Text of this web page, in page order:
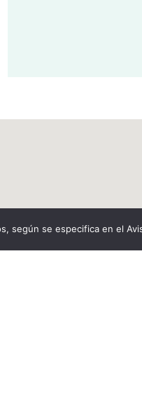
según se especifica en el